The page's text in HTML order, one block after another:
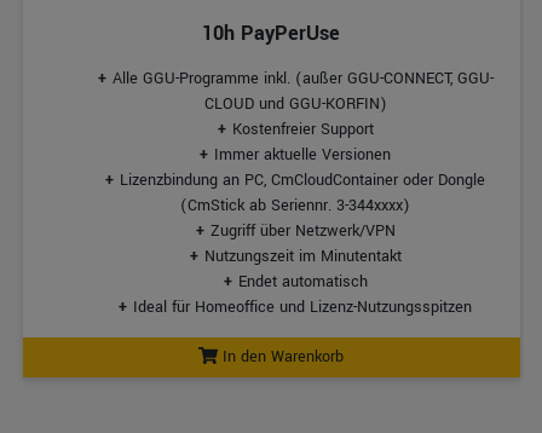
10h PayPerUse
Alle GGU-Programme inkl. (außer GGU-CONNECT, GGU-
CLOUD und GGU-KORFIN)
Kostenfreier Support
Immer aktuelle Versionen
Lizenzbindung an PC, CmCloudContainer oder Dongle
(CmStick ab Seriennr. 3-344xxxx)
Zugriff über Netzwerk/VPN
Nutzungszeit im Minutentakt
Endet automatisch
Ideal für Homeoffice und Lizenz-Nutzungsspitzen
In den Warenkorb